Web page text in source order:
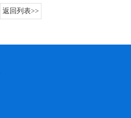
返回列表>>